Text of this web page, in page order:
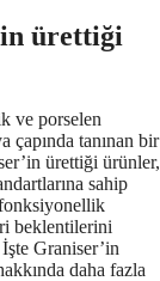
ürettiği
ve porselen
çapında tanınan bir
ürettiği ürünler,
sahip
beklentilerini
İşte Graniser’in
daha fazla